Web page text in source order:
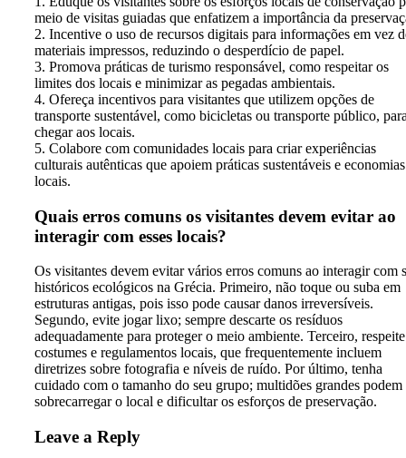
meio de visitas guiadas que enfatizem a importância da
2. Incentive o uso de recursos digitais para informações em vez
materiais impressos, reduzindo o desperdício de papel.
3. Promova práticas de turismo responsável, como respeitar os
limites dos locais e minimizar as pegadas ambientais.
4. Ofereça incentivos para visitantes que utilizem opções de
transporte sustentável, como bicicletas ou transporte público,
chegar aos locais.
5. Colabore com comunidades locais para criar experiências
culturais autênticas que apoiem práticas sustentáveis e economias
locais.
Quais erros comuns os visitantes devem evitar ao
interagir com esses locais?
Os visitantes devem evitar vários erros comuns ao interagir com
históricos ecológicos na Grécia. Primeiro, não toque ou suba em
estruturas antigas, pois isso pode causar danos irreversíveis.
Segundo, evite jogar lixo; sempre descarte os resíduos
adequadamente para proteger o meio ambiente. Terceiro,
costumes e regulamentos locais, que frequentemente incluem
diretrizes sobre fotografia e níveis de ruído. Por último, tenha
cuidado com o tamanho do seu grupo; multidões grandes podem
sobrecarregar o local e dificultar os esforços de preservação.
Leave a Reply